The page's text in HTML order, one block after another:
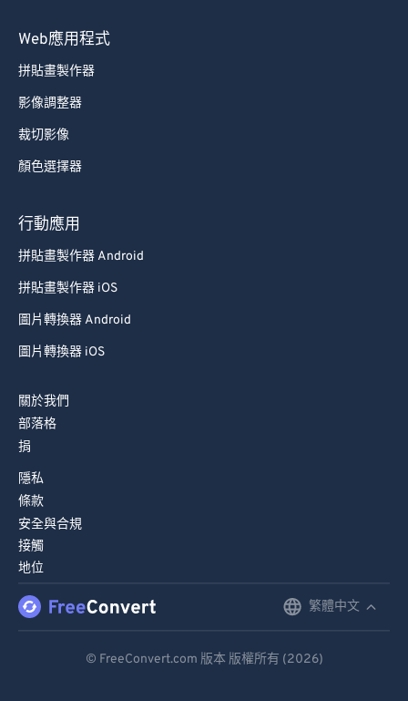
Web應用程式
拼貼畫製作器
影像調整器
裁切影像
顏色選擇器
行動應用
拼貼畫製作器 Android
拼貼畫製作器 iOS
圖片轉換器 Android
圖片轉換器 iOS
關於我們
部落格
捐
隱私
條款
安全與合規
接觸
地位
繁體中文
© FreeConvert.com 版本 版權所有 (2026)